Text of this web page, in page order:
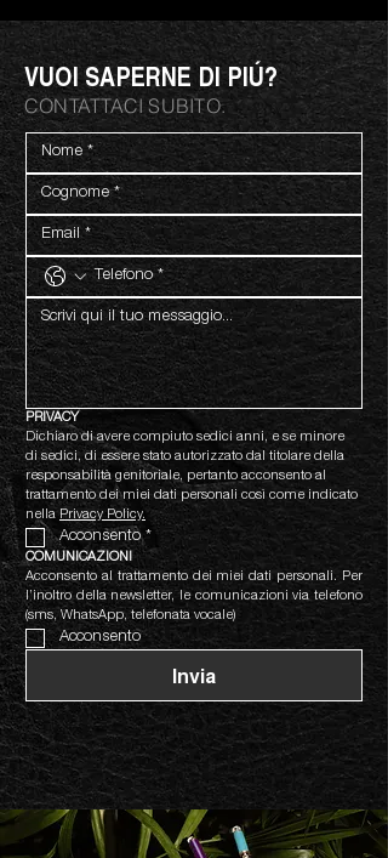
VUOI SAPERNE DI PIÚ?
CONTATTACI SUBITO.
PRIVACY
Dichiaro di avere compiuto sedici anni, e se minore
di sedici, di essere stato autorizzato dal titolare della
responsabilità genitoriale, pertanto acconsento al
trattamento dei miei dati personali così come indicato
nella Privacy Policy.
Acconsento *
COMUNICAZIONI
Acconsento al trattamento dei miei dati personali. Per
l’inoltro della newsletter, le comunicazioni via telefono
(sms, WhatsApp, telefonata vocale)
Acconsento
Invia